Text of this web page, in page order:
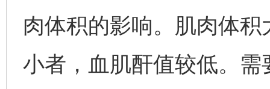
肉体积的影响。肌肉体
小者，血肌酐值较低。